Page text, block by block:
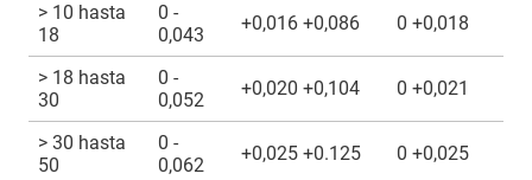
> 10 hasta
18
0 -
0,043
+0,016 +0,086 0 +0,018
> 18 hasta
30
0 -
0,052
+0,020 +0,104 0 +0,021
> 30 hasta
50
0 -
0,062
+0,025 +0.125 0 +0,025